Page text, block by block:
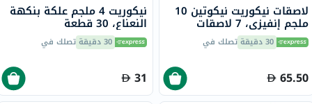
لاصقات نيكوريت نيكوتين 10
ملجم إنفيزي، 7 لاصقات
30 دقيقة تصلك في
65.50
نيكوريت 4 ملجم علكة بنكهة
النعناع، ​​30 قطعة
30 دقيقة تصلك في
31